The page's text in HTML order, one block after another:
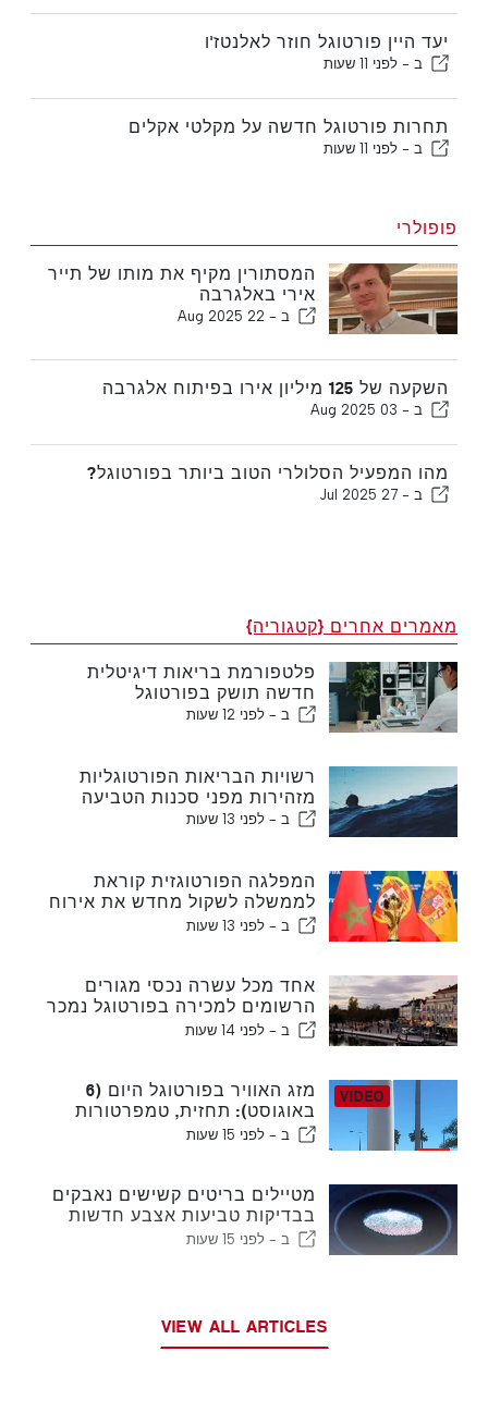
יעד היין פורטוגל חוזר לאלנטז'ו
ב - לפני 11 שעות
תחרות פורטוגל חדשה על מקלטי אקלים
ב - לפני 11 שעות
פופולרי
המסתורין מקיף את מותו של תייר
אירי באלגרבה
ב - 22 Aug 2025
השקעה של 125 מיליון אירו בפיתוח אלגרבה
ב - 03 Aug 2025
מהו המפעיל הסלולרי הטוב ביותר בפורטוגל?
ב - 27 Jul 2025
מאמרים אחרים {קטגוריה}
פלטפורמת בריאות דיגיטלית
חדשה תושק בפורטוגל
ב - לפני 12 שעות
רשויות הבריאות הפורטוגליות
מזהירות מפני סכנות הטביעה
ב - לפני 13 שעות
המפלגה הפורטוגזית קוראת
לממשלה לשקול מחדש את אירוח
ב - לפני 13 שעות
אחד מכל עשרה נכסי מגורים
הרשומים למכירה בפורטוגל נמכר
תוך פחות משבוע
ב - לפני 14 שעות
מזג האוויר בפורטוגל היום (6
באוגוסט): תחזית, טמפרטורות
ולמה לצפות
ב - לפני 15 שעות
מטיילים בריטים קשישים נאבקים
בבדיקות טביעות אצבע חדשות
של האיחוד האירופי
ב - לפני 15 שעות
VIEW ALL ARTICLES